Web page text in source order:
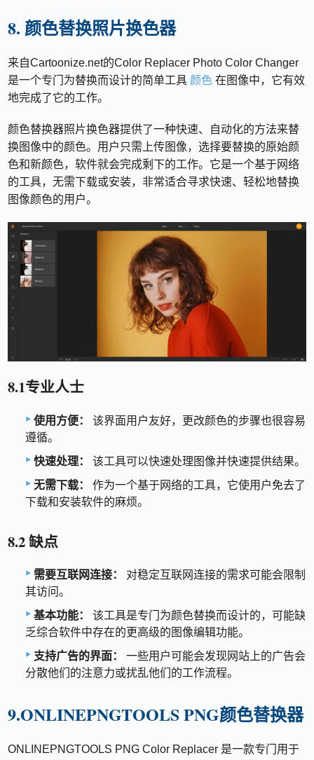
8. 颜色替换照片换色器
来自Cartoonize.net的Color Replacer Photo Color Changer
是一个专门为替换而设计的简单工具 颜色 在图像中，它有效
地完成了它的工作。
颜色替换器照片换色器提供了一种快速、自动化的方法来替
换图像中的颜色。用户只需上传图像，选择要替换的原始颜
色和新颜色，软件就会完成剩下的工作。它是一个基于网络
的工具，无需下载或安装，非常适合寻求快速、轻松地替换
图像颜色的用户。
8.1专业人士
使用方便：
该界面用户友好，更改颜色的步骤也很容易
遵循。
快速处理：
该工具可以快速处理图像并快速提供结果。
无需下载：
作为一个基于网络的工具，它使用户免去了
下载和安装软件的麻烦。
8.2 缺点
需要互联网连接：
对稳定互联网连接的需求可能会限制
其访问。
基本功能：
该工具是专门为颜色替换而设计的，可能缺
乏综合软件中存在的更高级的图像编辑功能。
支持广告的界面：
一些用户可能会发现网站上的广告会
分散他们的注意力或扰乱他们的工作流程。
9.ONLINEPNGTOOLS PNG颜色替换器
ONLINEPNGTOOLS PNG Color Replacer 是一款专门用于